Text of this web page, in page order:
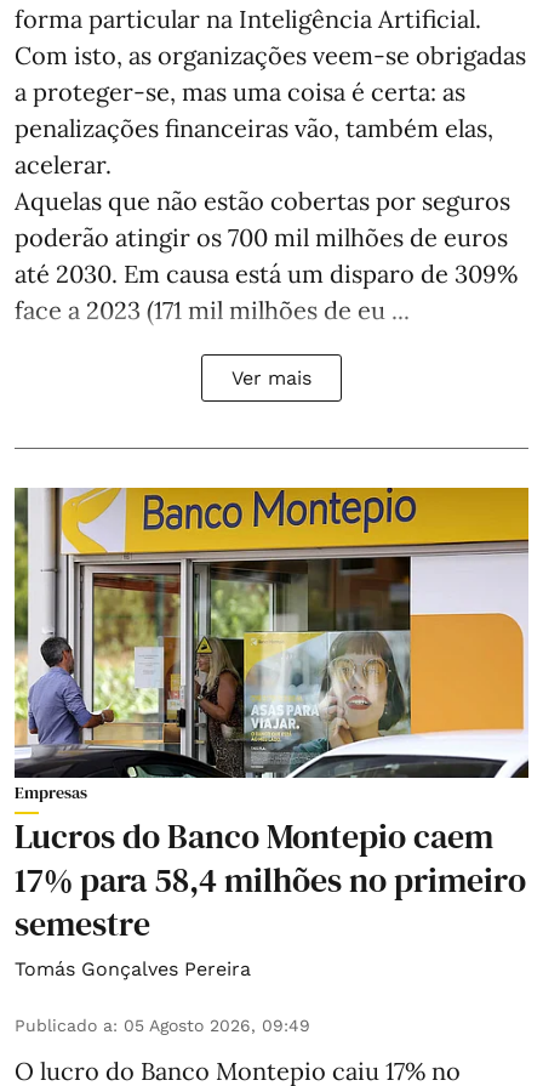
forma particular na Inteligência Artificial.
Com isto, as organizações veem-se obrigadas
a proteger-se, mas uma coisa é certa: as
penalizações financeiras vão, também elas,
acelerar.
Aquelas que não estão cobertas por seguros
poderão atingir os 700 mil milhões de euros
até 2030. Em causa está um disparo de 309%
face a 2023 (171 mil milhões de eu ...
Ver mais
Empresas
Lucros do Banco Montepio caem
17% para 58,4 milhões no primeiro
semestre
Tomás Gonçalves Pereira
Publicado a: 05 Agosto 2026, 09:49
O lucro do Banco Montepio caiu 17% no